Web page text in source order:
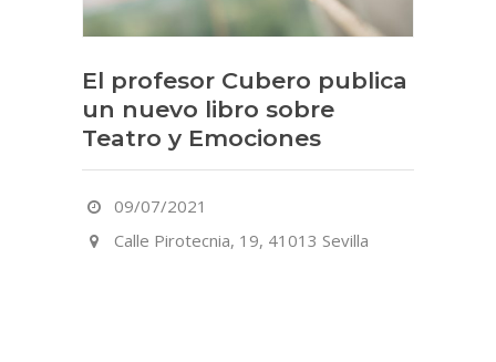
El profesor Cubero publica
un nuevo libro sobre
Teatro y Emociones
09/07/2021
Calle Pirotecnia, 19, 41013 Sevilla